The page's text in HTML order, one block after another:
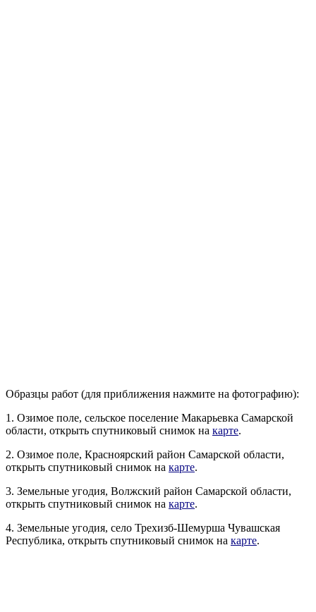
Образцы работ (для приближения нажмите на фотографию):
1. Озимое поле, сельское поселение Макарьевка Самарской
области, открыть спутниковый снимок на карте.
2. Озимое поле, Красноярский район Самарской области,
открыть спутниковый снимок на карте.
3. Земельные угодия, Волжский район Самарской области,
открыть спутниковый снимок на карте.
4. Земельные угодия, село Трехизб-Шемурша Чувашская
Республика, открыть спутниковый снимок на карте.